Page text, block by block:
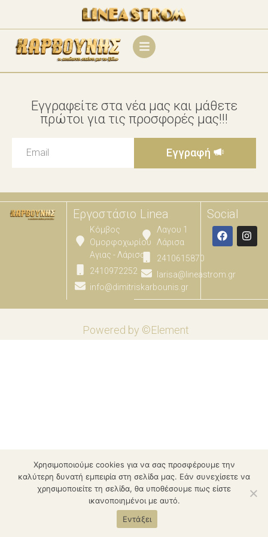
Εγγραφείτε στα νέα μας και μάθετε
πρώτοι για τις προσφορές μας!!!
Εγγραφή
Εργοστάσιο
Κόμβος
Ομορφοχωρίου
Αγιας - Λάρισας
2410972252
info@dimitriskarbounis.gr
Linea
Λαγου 1
Λάρισα
2410615870
larisa@lineastrom.gr
Social
Powered by ©Element
Χρησιμοποιούμε cookies για να σας προσφέρουμε την
καλύτερη δυνατή εμπειρία στη σελίδα μας. Εάν συνεχίσετε να
χρησιμοποιείτε τη σελίδα, θα υποθέσουμε πως είστε
ικανοποιημένοι με αυτό.
Εντάξει